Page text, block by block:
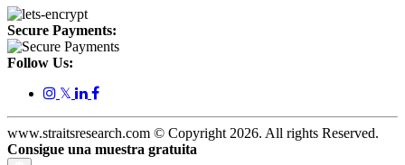
Secure Payments:
Follow Us:
𝕏
www.straitsresearch.com © Copyright 2026. All rights Reserved.
Consigue una muestra gratuita